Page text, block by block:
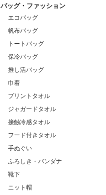
バッグ・ファッション
エコバッグ
帆布バッグ
トートバッグ
保冷バッグ
推し活バッグ
巾着
プリントタオル
ジャガードタオル
接触冷感タオル
フード付きタオル
手ぬぐい
ふろしき・バンダナ
靴下
ニット帽